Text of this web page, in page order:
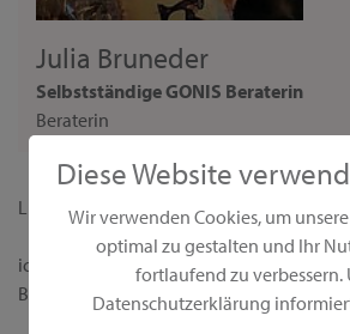
Diese Website
Wir verwenden Cookies, um
optimal zu gestalten und Ihr
fortlaufend zu verbessern.
Datenschutzerklärung
Julia Bruneder
Selbstständige GONIS Beraterin
Beraterin
Liebe Interessentin,
ich begrüße dich ganz herzlich auf
Beraterseite!